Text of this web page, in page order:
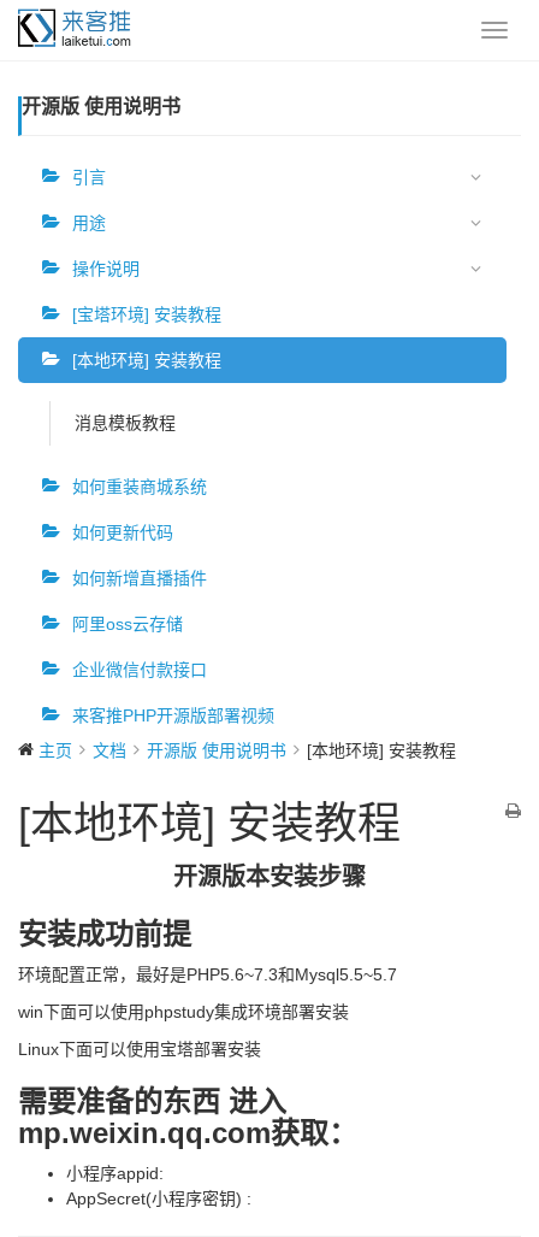
开源版 使用说明书
引言
用途
操作说明
[宝塔环境] 安装教程
[本地环境] 安装教程
消息模板教程
如何重装商城系统
如何更新代码
如何新增直播插件
阿里oss云存储
企业微信付款接口
来客推PHP开源版部署视频
主页
文档 开源版 使用说明书 [本地环境] 安装教程
[本地环境] 安装教程
开源版本安装步骤
安装成功前提
环境配置正常，最好是PHP5.6~7.3和Mysql5.5~5.7
win下面可以使用phpstudy集成环境部署安装
Linux下面可以使用宝塔部署安装
需要准备的东西 进入
mp.weixin.qq.com获取：
小程序appid:
AppSecret(小程序密钥) :